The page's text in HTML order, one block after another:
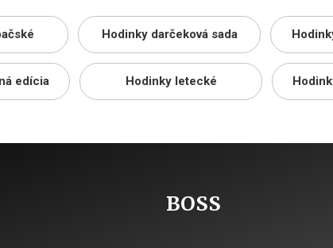
Hodinky darčeková sada
edícia Hodinky letecké
BOSS